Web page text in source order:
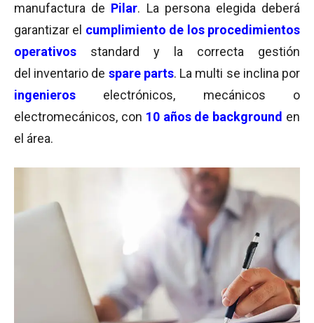
manufactura de Pilar. La persona elegida deberá
garantizar el cumplimiento de los procedimientos
operativos standard y la correcta gestión
del inventario de spare parts. La multi se inclina por
ingenieros
electrónicos, mecánicos o
electromecánicos, con 10 años de background en
el área.